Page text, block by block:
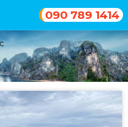
090 789 1414